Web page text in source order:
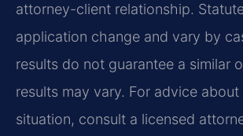
attorney-client relationship.
application change and vary by
results do not guarantee a similar
results may vary. For advice
situation, consult a licensed